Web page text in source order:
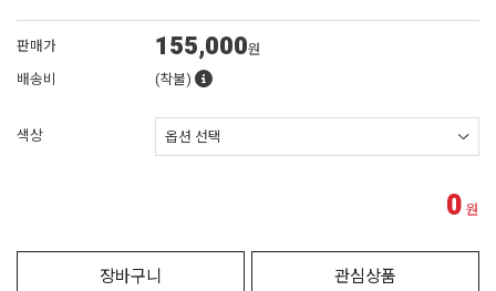
판매가 155,000원
배송비
(착불)
색상
0 원
장바구니 관심상품